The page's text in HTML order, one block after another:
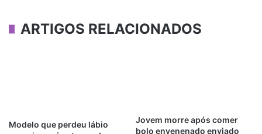
ARTIGOS RELACIONADOS
Modelo que perdeu lábio
Jovem morre após comer
bolo envenenado enviado